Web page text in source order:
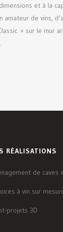
et à la
de vins,
» sur le mur
RÉALISATIONS
de caves
à vin sur
projets 3D